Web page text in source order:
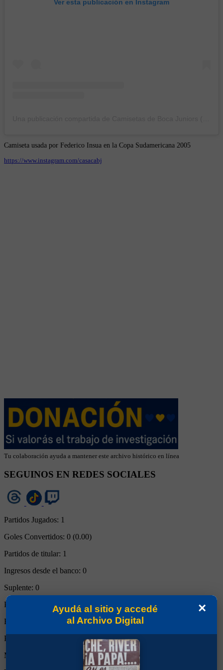
Ver esta publicación en Instagram
Camiseta usada por Federico Insua en la Copa Sudamericana 2005
https://www.instagram.com/casacabj
Tu colaboración ayuda a mantener este archivo histórico en línea
SEGUINOS EN REDES SOCIALES
Partidos Jugados: 1
Goles Convertidos: 0 (0.00)
Partidos de titular: 1
Ingresos desde el banco: 0
Suplente: 0
Partidos completos:
Expulsiones:
Partidos reemplazado:
Minutos Disputados:
×
Ayudá al sitio y accedé
al Archivo Digital